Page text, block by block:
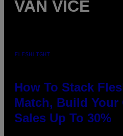
VAN VICE
FLESHLIGHT
How To Stack
Match, Build Your
Sales Up To 30%